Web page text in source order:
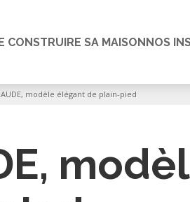
CONSTRUIRE SA MAISONNOS
modèle élégant de plain-pied